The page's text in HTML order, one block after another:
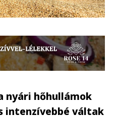
nyári hőhullámok
intenzívebbé váltak